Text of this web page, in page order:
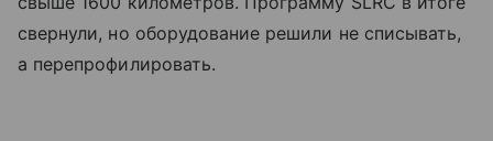
свернули, но оборудование решили не списывать,
а перепрофилировать.